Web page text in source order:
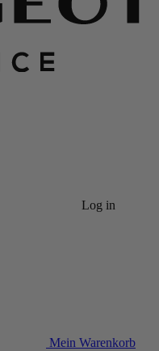
Log in
Mein Warenkorb